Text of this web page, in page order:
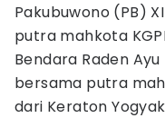
Pakubuwono (PB)
putra mahkota
Bendara Raden
bersama putra
dari Keraton